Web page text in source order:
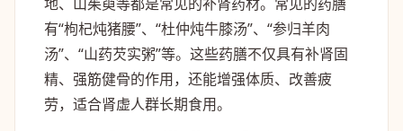
有“枸杞炖猪腰”、“杜仲炖牛膝汤”、“参归羊肉
汤”、“山药芡实粥”等。这些药膳不仅具有补肾固
精、强筋健骨的作用，还能增强体质、改善疲
劳，适合肾虚人群长期食用。